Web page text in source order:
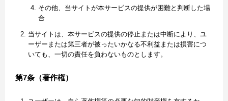
その他、当サイトが本サービスの提供が困難と判断した場
合
当サイトは、本サービスの提供の停止または中断により、ユ
ーザーまたは第三者が被ったいかなる不利益または損害につ
いても、一切の責任を負わないものとします。
第7条（著作権）